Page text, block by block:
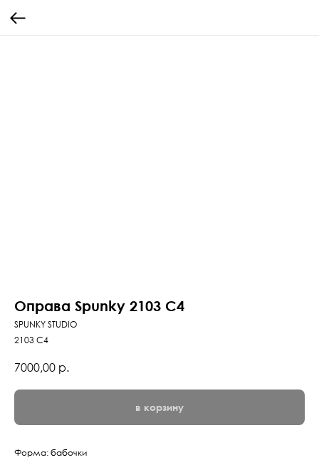
Оправа Spunky 2103 C4
SPUNKY STUDIO
2103 C4
7000,00 р.
в корзину
Форма: бабочки